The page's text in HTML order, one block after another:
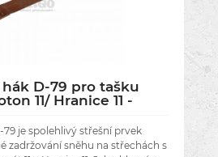
D-79 pro tašku
11/ Hranice 11 -
je spolehlivý střešní prvek
zadržování sněhu na střechách s